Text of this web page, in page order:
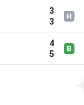
3
3
4
5